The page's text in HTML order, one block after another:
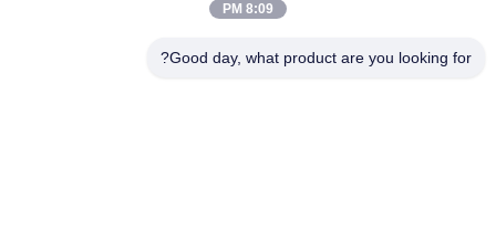
0086-551-65396351
8:09 PM
Good day, what product are you looking for?